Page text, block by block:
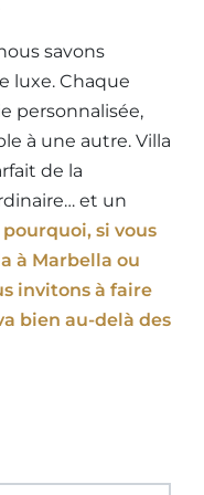
savons
luxe. Chaque
personnalisée,
à une autre. Villa
de la
et un
pourquoi, si vous
à Marbella ou
invitons à faire
bien au-delà des